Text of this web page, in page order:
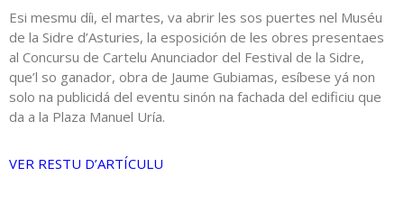
Esi mesmu díi, el martes, va abrir les sos puertes nel Muséu
de la Sidre d’Asturies, la esposición de les obres presentaes
al Concursu de Cartelu Anunciador del Festival de la Sidre,
que’l so ganador, obra de Jaume Gubiamas, esíbese yá non
solo na publicidá del eventu sinón na fachada del edificiu que
da a la Plaza Manuel Uría.
VER RESTU D’ARTÍCULU